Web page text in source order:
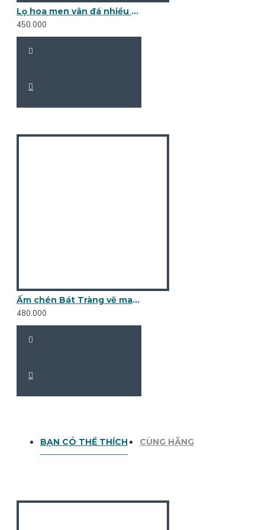
Lọ hoa men vân đá nhiều màu sắc LH037
450.000
Ấm chén Bát Tràng vẽ mai trắng men vân đá xanh lá nhạt AC92
480.000
BẠN CÓ THỂ THÍCH CÙNG HÃNG